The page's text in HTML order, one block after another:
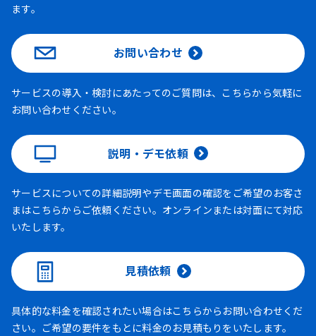
ます。
お問い合わせ
サービスの導入・検討にあたってのご質問は、こちらから気軽に
お問い合わせください。
説明・デモ依頼
サービスについての詳細説明やデモ画面の確認をご希望のお客さ
まはこちらからご依頼ください。オンラインまたは対面にて対応
いたします。
見積依頼
具体的な料金を確認されたい場合はこちらからお問い合わせくだ
さい。ご希望の要件をもとに料金のお見積もりをいたします。